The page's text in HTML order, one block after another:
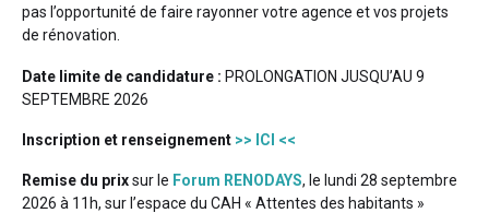
pas l’opportunité de faire rayonner votre agence et vos projets
de rénovation.
Date limite de candidature : PROLONGATION JUSQU’AU 9
SEPTEMBRE 2026
Inscription et renseignement >> ICI <<
Remise du prixsur le Forum RENODAYS, le lundi 28 septembre
2026 à 11h, sur l’espace du CAH « Attentes des habitants »